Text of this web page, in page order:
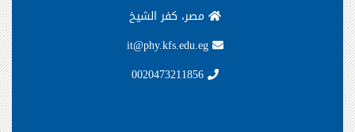
مصر، كفر الشيخ